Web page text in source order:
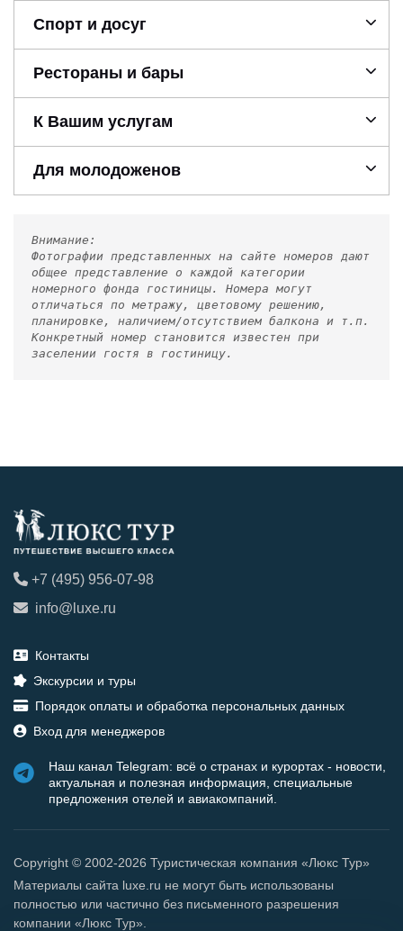
Спорт и досуг
Рестораны и бары
К Вашим услугам
Для молодоженов
Внимание:
Фотографии представленных на сайте номеров дают
общее представление о каждой категории
номерного фонда гостиницы. Номера могут
отличаться по метражу, цветовому решению,
планировке, наличием/отсутствием балкона и т.п.
Конкретный номер становится известен при
заселении гостя в гостиницу.
+7 (495) 956-07-98
info@luxe.ru
Контакты
Экскурсии и туры
Порядок оплаты и обработка персональных данных
Вход для менеджеров
Наш канал Telegram: всё о странах и курортах - новости,
актуальная и полезная информация, специальные
предложения отелей и авиакомпаний.
Copyright © 2002-2026 Туристическая компания «Люкс Тур»
Материалы сайта luxe.ru не могут быть использованы
полностью или частично без письменного разрешения
компании «Люкс Тур».